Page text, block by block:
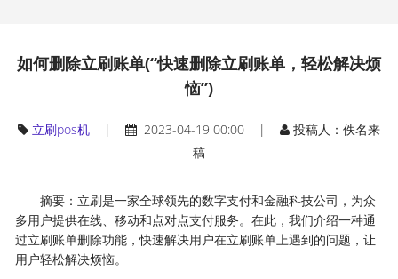
如何删除立刷账单(“快速删除立刷账单，轻松解决烦
恼”)
立刷pos机| 2023-04-19 00:00 |
投稿人：佚名来
稿
摘要：立刷是一家全球领先的数字支付和金融科技公司，为众
多用户提供在线、移动和点对点支付服务。在此，我们介绍一种通
过立刷账单删除功能，快速解决用户在立刷账单上遇到的问题，让
用户轻松解决烦恼。